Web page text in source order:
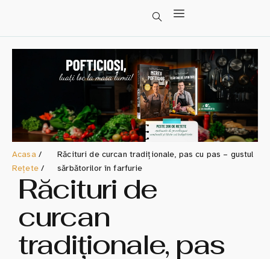
Acasa/
Rețete/
Răcituri de curcan tradiționale, pas cu pas – gustul
sărbătorilor în farfurie
Răcituri de
curcan
tradiționale, pas